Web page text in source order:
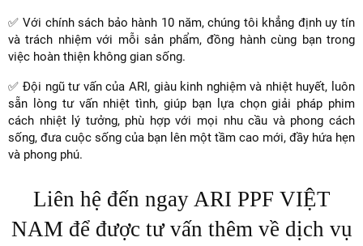
✅ Với chính sách bảo hành 10 năm, chúng tôi khẳng định uy tín
và trách nhiệm với mỗi sản phẩm, đồng hành cùng bạn trong
việc hoàn thiện không gian sống.
✅ Đội ngũ tư vấn của ARI, giàu kinh nghiệm và nhiệt huyết, luôn
sẵn lòng tư vấn nhiệt tình, giúp bạn lựa chọn giải pháp phim
cách nhiệt lý tưởng, phù hợp với mọi nhu cầu và phong cách
sống, đưa cuộc sống của bạn lên một tầm cao mới, đầy hứa hẹn
và phong phú.
Liên hệ đến ngay ARI PPF VIỆT
NAM để được tư vấn thêm về dịch vụ